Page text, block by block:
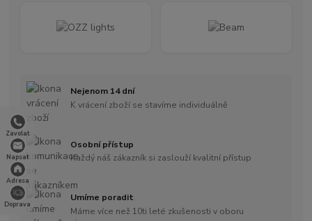
Zavolat
Napsat
Adresa
Doprava
Nejenom 14 dní
K vrácení zboží se stavíme individuálně
Osobní přístup
Každý náš zákazník si zaslouží kvalitní přístup
Umíme poradit
Máme více než 10ti leté zkušenosti v oboru